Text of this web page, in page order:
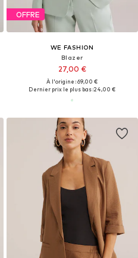
OFFRE
WE FASHION
Blazer
27,00 €
À l'origine : 69,00 €
Dernier prix le plus bas :24,00 €